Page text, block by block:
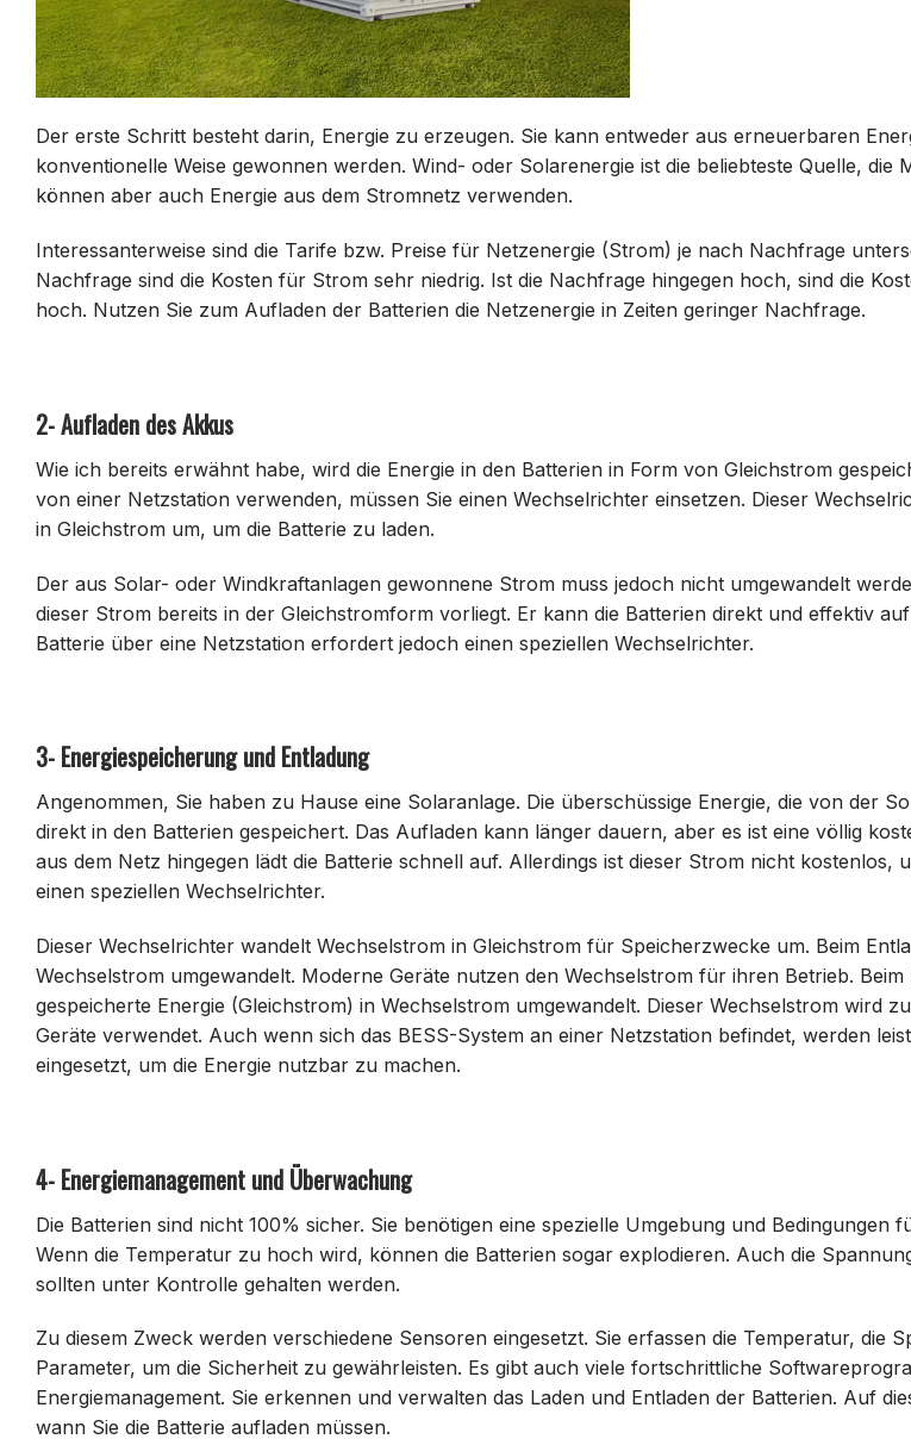
Der erste Schritt besteht darin, Energie zu erzeugen. Sie kann entweder aus erneuerbaren
konventionelle Weise gewonnen werden. Wind- oder Solarenergie ist die beliebteste Quelle, die
können aber auch Energie aus dem Stromnetz verwenden.
Interessanterweise sind die Tarife bzw. Preise für Netzenergie (Strom) je nach Nachfrage
Nachfrage sind die Kosten für Strom sehr niedrig. Ist die Nachfrage hingegen hoch, sind die
hoch. Nutzen Sie zum Aufladen der Batterien die Netzenergie in Zeiten geringer Nachfrage.
2- Aufladen des Akkus
Wie ich bereits erwähnt habe, wird die Energie in den Batterien in Form von Gleichstrom
von einer Netzstation verwenden, müssen Sie einen Wechselrichter einsetzen. Dieser
in Gleichstrom um, um die Batterie zu laden.
Der aus Solar- oder Windkraftanlagen gewonnene Strom muss jedoch nicht umgewandelt
dieser Strom bereits in der Gleichstromform vorliegt. Er kann die Batterien direkt und effektiv
Batterie über eine Netzstation erfordert jedoch einen speziellen Wechselrichter.
3- Energiespeicherung und Entladung
Angenommen, Sie haben zu Hause eine Solaranlage. Die überschüssige Energie, die von der
direkt in den Batterien gespeichert. Das Aufladen kann länger dauern, aber es ist eine völlig
aus dem Netz hingegen lädt die Batterie schnell auf. Allerdings ist dieser Strom nicht kostenlos,
einen speziellen Wechselrichter.
Dieser Wechselrichter wandelt Wechselstrom in Gleichstrom für Speicherzwecke um. Beim
Wechselstrom umgewandelt. Moderne Geräte nutzen den Wechselstrom für ihren Betrieb. Beim
gespeicherte Energie (Gleichstrom) in Wechselstrom umgewandelt. Dieser Wechselstrom wird
Geräte verwendet. Auch wenn sich das BESS-System an einer Netzstation befindet, werden
eingesetzt, um die Energie nutzbar zu machen.
4- Energiemanagement und Überwachung
Die Batterien sind nicht 100% sicher. Sie benötigen eine spezielle Umgebung und Bedingungen
Wenn die Temperatur zu hoch wird, können die Batterien sogar explodieren. Auch die
sollten unter Kontrolle gehalten werden.
Zu diesem Zweck werden verschiedene Sensoren eingesetzt. Sie erfassen die Temperatur, die
Parameter, um die Sicherheit zu gewährleisten. Es gibt auch viele fortschrittliche
Energiemanagement. Sie erkennen und verwalten das Laden und Entladen der Batterien. Auf
wann Sie die Batterie aufladen müssen.